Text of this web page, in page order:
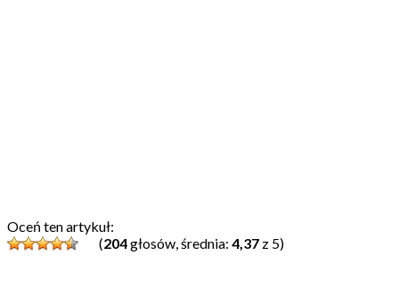
Oceń ten artykuł:
(204głosów, średnia: 4,37 z 5)